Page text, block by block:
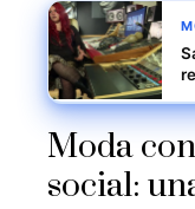
Moda
social: